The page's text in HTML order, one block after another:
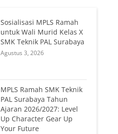
Sosialisasi MPLS Ramah
untuk Wali Murid Kelas X
SMK Teknik PAL Surabaya
Agustus 3, 2026
MPLS Ramah SMK Teknik
PAL Surabaya Tahun
Ajaran 2026/2027: Level
Up Character Gear Up
Your Future